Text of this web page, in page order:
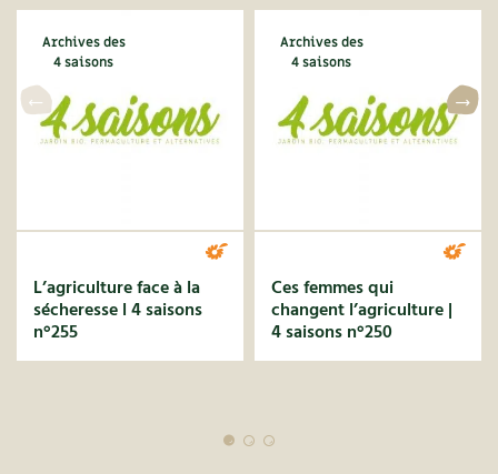
Soins et cosmétiques au naturel
Société et alternatives
Enfants
Archives des
4 saisons
L’agriculture face à la
sécheresse l 4 saisons
n°255
Archives des
4 saisons
Ces femmes qui
changent l’agriculture |
4 saisons n°250